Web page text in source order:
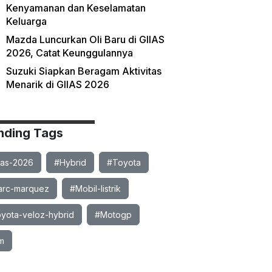
Kenyamanan dan Keselamatan
Keluarga
Mazda Luncurkan Oli Baru di GIIAS
2026, Catat Keunggulannya
Suzuki Siapkan Beragam Aktivitas
Menarik di GIIAS 2026
Tags
2026 #Hybrid #Toyota
marquez #Mobil-listrik
veloz-hybrid #Motogp